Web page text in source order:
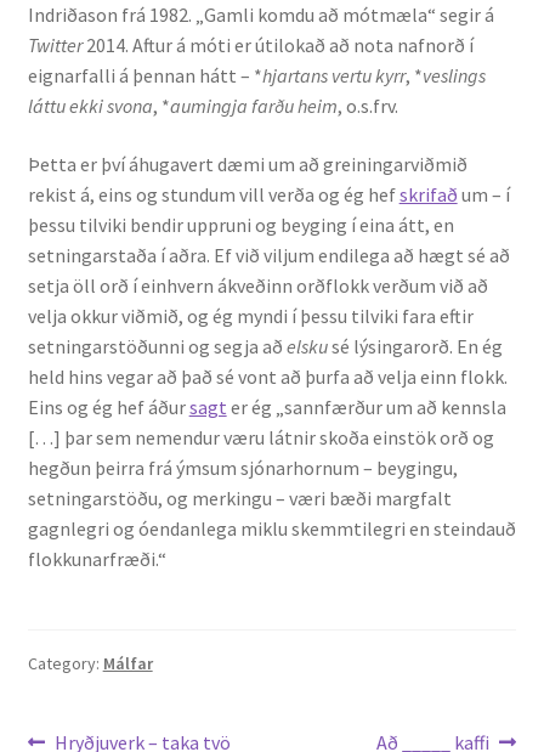
Málfarspistlar
Fræðilegir fyrirlestrar
Blaðaefni
English
Administration
CV
Publications
Research
Indriðason frá 1982. „Gamli komdu að mótmæla“ segir á
Twitter2014. Aftur á móti er útilokað að nota nafnorð í
eignarfalli á þennan hátt – *hjartans vertu kyrr, *veslings
láttu ekki svona, *aumingja farðu heim, o.s.frv.
Þetta er því áhugavert dæmi um að greiningarviðmið
rekist á, eins og stundum vill verða og ég hefskrifað um – í
þessu tilviki bendir uppruni og beyging í eina átt, en
setningarstaða í aðra. Ef við viljum endilega að hægt sé að
setja öll orð í einhvern ákveðinn orðflokk verðum við að
velja okkur viðmið, og ég myndi í þessu tilviki fara eftir
setningarstöðunni og segja að elskusé lýsingarorð. En ég
held hins vegar að það sé vont að þurfa að velja einn flokk.
Eins og ég hef áðursagt er ég „sannfærður um að kennsla
[…] þar sem nemendur væru látnir skoða einstök orð og
hegðun þeirra frá ýmsum sjónarhornum – beygingu,
setningarstöðu, og merkingu – væri bæði margfalt
gagnlegri og óendanlega miklu skemmtilegri en steindauð
flokkunarfræði.“
Category: Málfar
Previous
Hryðjuverk – taka tvö Next
Að _____ kaffi